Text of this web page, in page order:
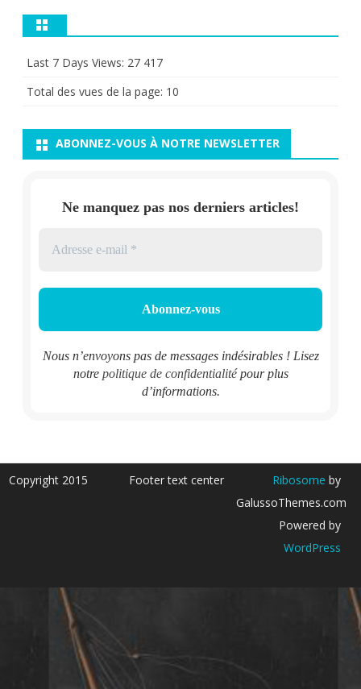
Last 7 Days Views: 27 417
Total des vues de la page: 10
ABONNEZ-VOUS À NOTRE NEWSLETTER
Ne manquez pas nos derniers articles!
Nous n’envoyons pas de messages indésirables ! Lisez
notre politique de confidentialitépour plus
d’informations.
Copyright 2015 Footer text center Ribosome by
GalussoThemes.com
Powered by
WordPress